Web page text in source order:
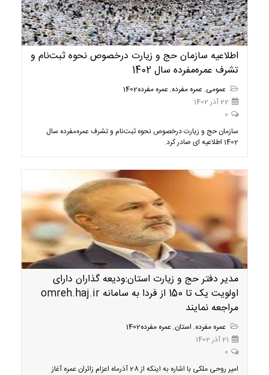
اطلاعیه سازمان حج و زیارت درخصوص نحوه ثبت‌نام و
تشرف عمره‌مفرده سال 1402
عمومی,عمره مفرده,عمره مفرده1402
22 آذر 1402
0
سازمان حج و زیارت درخصوص نحوه ثبت‌نام و تشرف عمره‌مفرده سال
1402 اطلاعیه ای صادر کرد.
مدیر دفتر حج و زیارت استان:ودیعه گذاران دارای
اولویت یک تا 150 از فردا به سامانه omreh.haj.ir
مراجعه نمایند
عمره مفرده, استان,عمره مفرده1402
21 آذر 1402
0
امیر روحی ملکی با اشاره به اینکه از 28 آذرماه اعزام‌ زائران عمره آغاز